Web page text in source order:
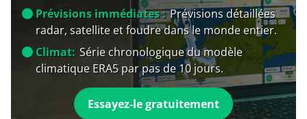
Prévisions immédiates : Prévisions détaillées
radar, satellite et foudre dans le monde entier.
Climat: Série chronologique du modèle
climatique ERA5 par pas de 10 jours.
Essayez-le gratuitement